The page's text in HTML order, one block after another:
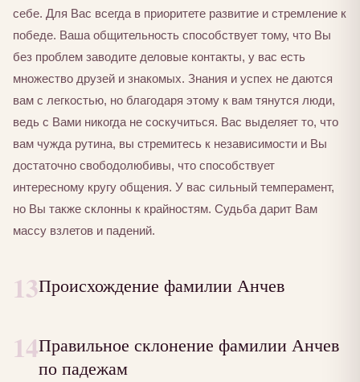
себе. Для Вас всегда в приоритете развитие и стремление к
победе. Ваша общительность способствует тому, что Вы
без проблем заводите деловые контакты, у вас есть
множество друзей и знакомых. Знания и успех не даются
вам с легкостью, но благодаря этому к вам тянутся люди,
ведь с Вами никогда не соскучиться. Вас выделяет то, что
вам чужда рутина, вы стремитесь к независимости и Вы
достаточно свободолюбивы, что способствует
интересному кругу общения. У вас сильный темперамент,
но Вы также склонны к крайностям. Судьба дарит Вам
массу взлетов и падений.
13Происхождение фамилии Анчев
14Правильное склонение фамилии Анчев
по падежам